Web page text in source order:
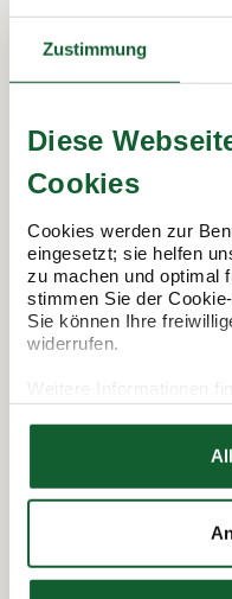
Zustimmung
Diese
Cookies
Cookies werden zur
eingesetzt; sie helfen
zu machen und optimal
stimmen Sie der
Sie können Ihre
widerrufen.
Datenschutzerklärung
Hier finden Sie unser
In 3 Schritten
So